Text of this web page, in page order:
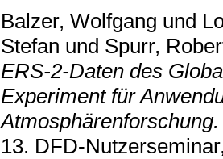
Balzer, Wolfgang und
Stefan und Spurr,
ERS-2-Daten des
Experiment für
Atmosphärenforschung.
13. DFD-